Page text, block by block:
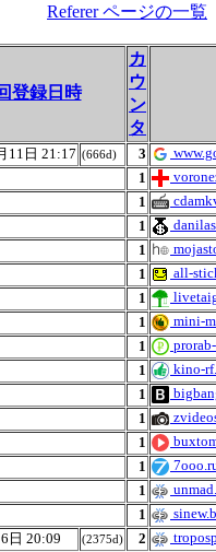
Referer ページの一覧
登録日時
カ
ウ
ン
タ
11日 21:17 (666d) 3
1
1
1
1
1
all-
1
1
mini-
1
1
kino-
1
1
1
1
1
1
日 20:09 (2375d) 2